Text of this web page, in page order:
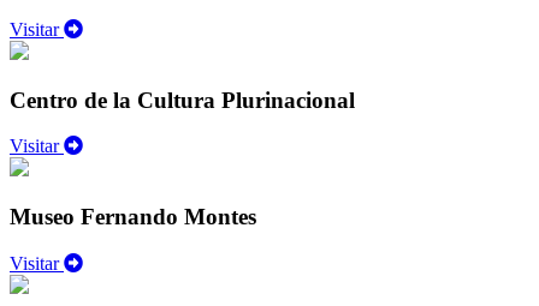
Visitar
Centro de la Cultura Plurinacional
Visitar
Museo Fernando Montes
Visitar